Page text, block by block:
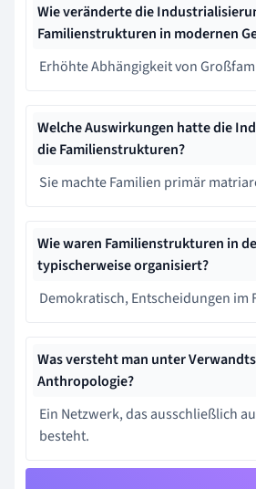
Wie veränderte die
Familienstrukturen in modernen
Erhöhte Abhängigkeit von
Welche Auswirkungen hatte die
die Familienstrukturen?
Sie machte Familien primär
Wie waren Familienstrukturen in
typischerweise organisiert?
Demokratisch, Entscheidungen im
Was versteht man unter
Anthropologie?
Ein Netzwerk, das ausschließlich
besteht.